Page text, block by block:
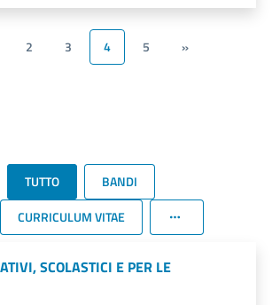
2 3 4 5 »
TUTTO
BANDI
CURRICULUM VITAE
SCOLASTICI E PER LE